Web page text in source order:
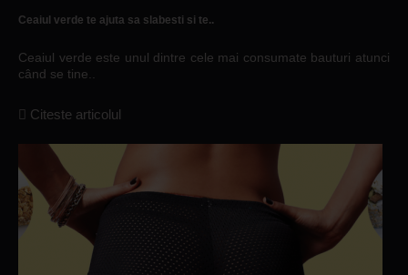
Ceaiul verde te ajuta sa slabesti si te..
Ceaiul verde este unul dintre cele mai consumate bauturi atunci
când se tine..
Citeste articolul